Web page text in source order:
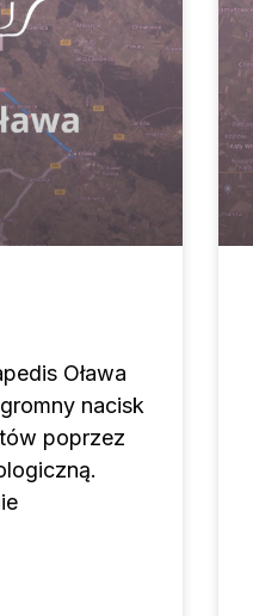
Oława
nacisk
poprzez